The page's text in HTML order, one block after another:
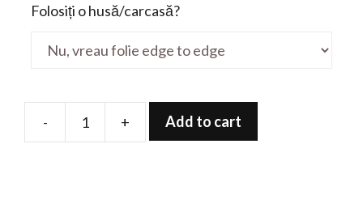
Folosiți o husă/carcasă?
-
Folie
+ Add to cart